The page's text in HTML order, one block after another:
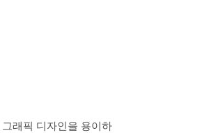
래픽 디자인을 용이하